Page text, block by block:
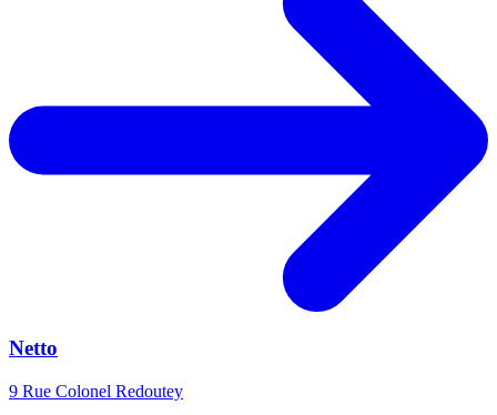
Netto
9 Rue Colonel Redoutey